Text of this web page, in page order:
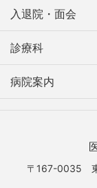
入退院・面会
診療科
病院案内
〒167-0035